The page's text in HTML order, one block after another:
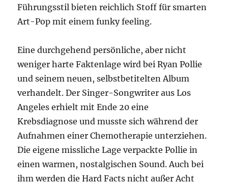
Führungsstil bieten reichlich Stoff für smarten
Art-Pop mit einem funky feeling.
Eine durchgehend persönliche, aber nicht
weniger harte Faktenlage wird bei Ryan Pollie
und seinem neuen, selbstbetitelten Album
verhandelt. Der Singer-Songwriter aus Los
Angeles erhielt mit Ende 20 eine
Krebsdiagnose und musste sich während der
Aufnahmen einer Chemotherapie unterziehen.
Die eigene missliche Lage verpackte Pollie in
einen warmen, nostalgischen Sound. Auch bei
ihm werden die Hard Facts nicht außer Acht